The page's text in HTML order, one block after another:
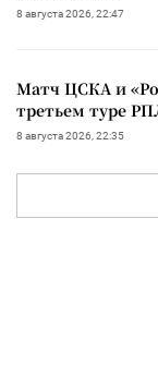
8 августа 2026, 22:47
Матч ЦСКА и
третьем туре
8 августа 2026, 22:35